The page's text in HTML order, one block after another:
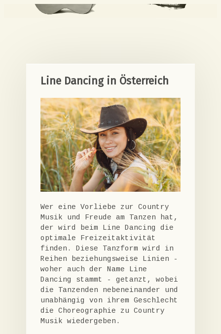
Line Dancing in Österreich
Wer eine Vorliebe zur Country
Musik und Freude am Tanzen hat,
der wird beim Line Dancing die
optimale Freizeitaktivität
finden. Diese Tanzform wird in
Reihen beziehungsweise Linien -
woher auch der Name Line
Dancing stammt - getanzt, wobei
die Tanzenden nebeneinander und
unabhängig von ihrem Geschlecht
die Choreographie zu Country
Musik wiedergeben.